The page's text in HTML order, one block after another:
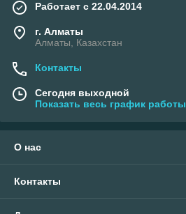
Работает с 22.04.2014
г. Алматы
Алматы, Казахстан
Контакты
Сегодня выходной
Показать весь график работы
О нас
Контакты